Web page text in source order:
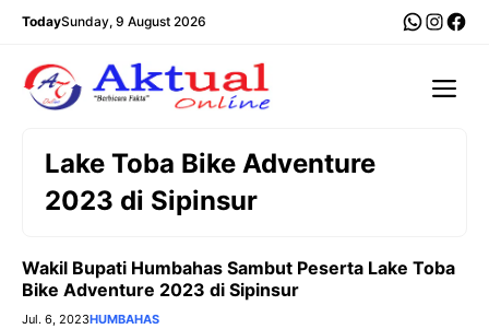
Langsung
TodaySunday, 9 August 2026
Lake Toba Bike Adventure
2023 di Sipinsur
Wakil Bupati Humbahas Sambut Peserta Lake Toba
Bike Adventure 2023 di Sipinsur
Jul. 6, 2023HUMBAHAS